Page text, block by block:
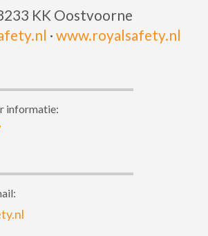
KK Oostvoorne
· www.royalsafety.nl
informatie: